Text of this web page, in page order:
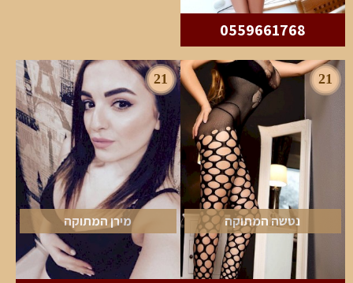
0559661768
21
נטשה המתוקה
21
מירן המתוקה